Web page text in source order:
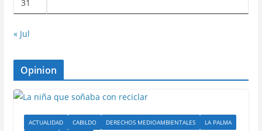
31
« Jul
Opinion
ACTUALIDAD CABILDO DERECHOS MEDIOAMBIENTALES
LA PALMA